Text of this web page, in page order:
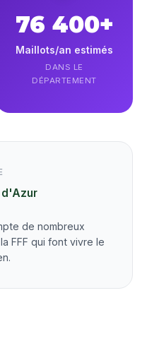
76 400+
Maillots/an estimés
DANS LE
DÉPARTEMENT
de nombreux
FFF qui font vivre le